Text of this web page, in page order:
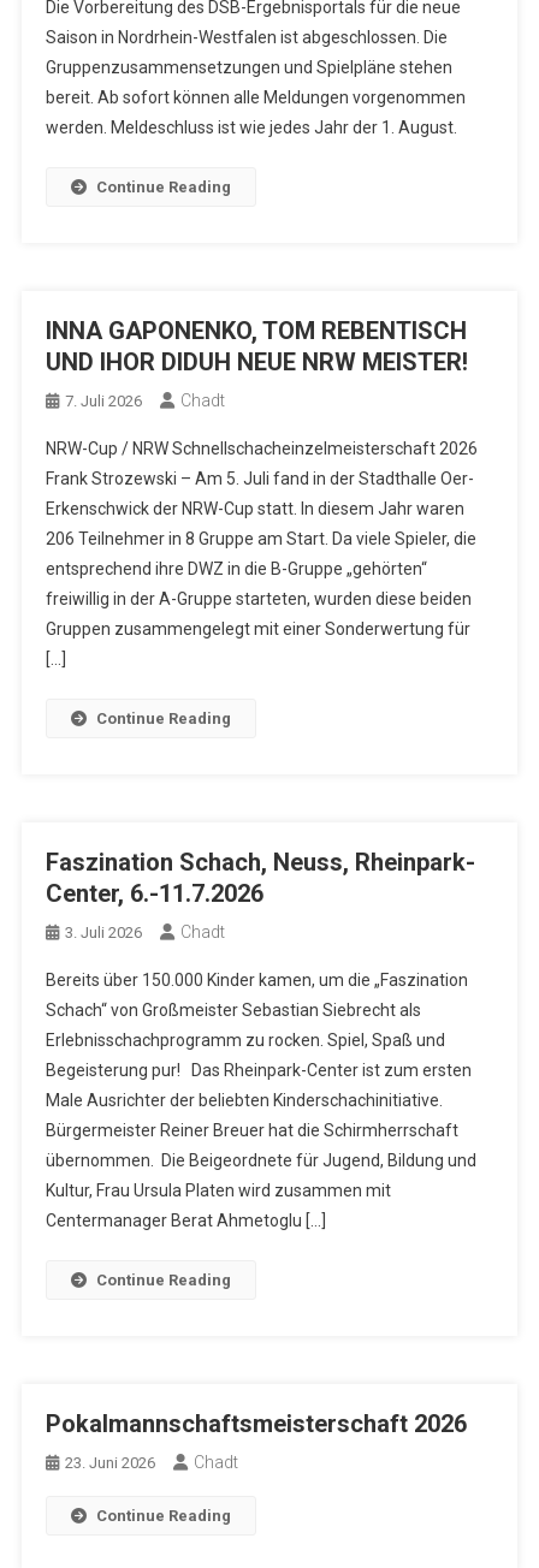
Die Vorbereitung des DSB-Ergebnisportals für die neue
Saison in Nordrhein-Westfalen ist abgeschlossen. Die
Gruppenzusammensetzungen und Spielpläne stehen
bereit. Ab sofort können alle Meldungen vorgenommen
werden. Meldeschluss ist wie jedes Jahr der 1. August.
Continue Reading
INNA GAPONENKO, TOM REBENTISCH
UND IHOR DIDUH NEUE NRW MEISTER!
7. Juli 2026 Chadt
NRW-Cup / NRW Schnellschacheinzelmeisterschaft 2026
Frank Strozewski – Am 5. Juli fand in der Stadthalle Oer-
Erkenschwick der NRW-Cup statt. In diesem Jahr waren
206 Teilnehmer in 8 Gruppe am Start. Da viele Spieler, die
entsprechend ihre DWZ in die B-Gruppe „gehörten“
freiwillig in der A-Gruppe starteten, wurden diese beiden
Gruppen zusammengelegt mit einer Sonderwertung für
[…]
Continue Reading
Faszination Schach, Neuss, Rheinpark-
Center, 6.-11.7.2026
3. Juli 2026 Chadt
Bereits über 150.000 Kinder kamen, um die „Faszination
Schach“ von Großmeister Sebastian Siebrecht als
Erlebnisschachprogramm zu rocken. Spiel, Spaß und
Begeisterung pur! Das Rheinpark-Center ist zum ersten
Male Ausrichter der beliebten Kinderschachinitiative.
Bürgermeister Reiner Breuer hat die Schirmherrschaft
übernommen. Die Beigeordnete für Jugend, Bildung und
Kultur, Frau Ursula Platen wird zusammen mit
Centermanager Berat Ahmetoglu […]
Continue Reading
Pokalmannschaftsmeisterschaft 2026
23. Juni 2026 Chadt
Continue Reading